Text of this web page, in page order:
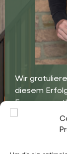
Wir
diesem
Big